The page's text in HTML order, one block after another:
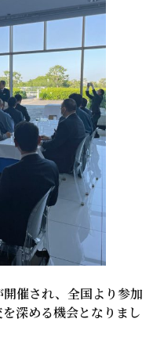
催され、全国より参加
深める機会となりまし